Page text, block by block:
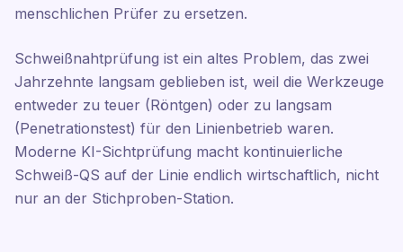
menschlichen Prüfer zu ersetzen.
Schweißnahtprüfung ist ein altes Problem, das zwei
Jahrzehnte langsam geblieben ist, weil die Werkzeuge
entweder zu teuer (Röntgen) oder zu langsam
(Penetrationstest) für den Linienbetrieb waren.
Moderne KI-Sichtprüfung macht kontinuierliche
Schweiß-QS auf der Linie endlich wirtschaftlich, nicht
nur an der Stichproben-Station.